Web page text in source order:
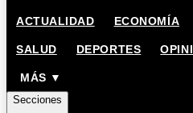
ACTUALIDAD ECONOMÍA
SALUD DEPORTES
MÁS ▼
Secciones